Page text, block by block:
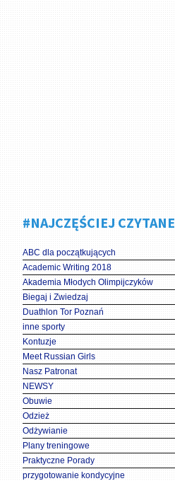
#NAJCZĘŚCIEJ CZYTANE
ABC dla początkujących
Academic Writing 2018
Akademia Młodych Olimpijczyków
Biegaj i Zwiedzaj
Duathlon Tor Poznań
inne sporty
Kontuzje
Meet Russian Girls
Nasz Patronat
NEWSY
Obuwie
Odzież
Odżywianie
Plany treningowe
Praktyczne Porady
przygotowanie kondycyjne